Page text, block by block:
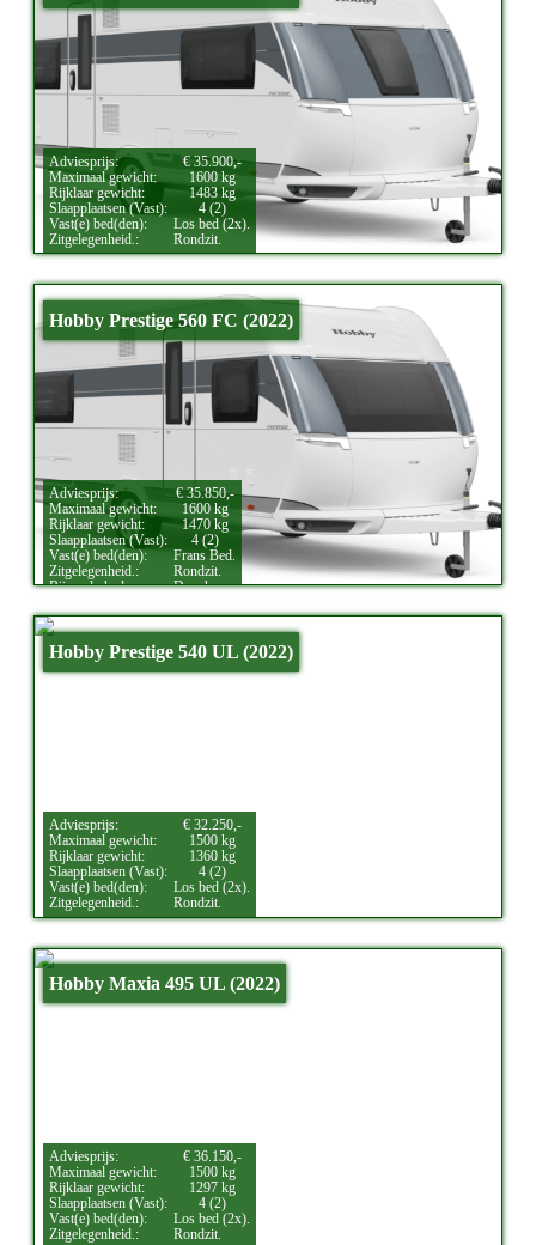
Adviesprijs:
€ 35.900,-
Maximaal gewicht:
1600 kg
Rijklaar gewicht:
1483 kg
Slaapplaatsen (Vast):
4 (2)
Vast(e) bed(den):
Los bed (2x).
Zitgelegenheid.:
Rondzit.
Hobby Prestige 560 FC (2022)
Adviesprijs:
€ 35.850,-
Maximaal gewicht:
1600 kg
Rijklaar gewicht:
1470 kg
Slaapplaatsen (Vast):
4 (2)
Vast(e) bed(den):
Frans Bed.
Zitgelegenheid.:
Rondzit.
Bijzonderheden:
Douche.
Hobby Prestige 540 UL (2022)
Adviesprijs:
€ 32.250,-
Maximaal gewicht:
1500 kg
Rijklaar gewicht:
1360 kg
Slaapplaatsen (Vast):
4 (2)
Vast(e) bed(den):
Los bed (2x).
Zitgelegenheid.:
Rondzit.
Hobby Maxia 495 UL (2022)
Adviesprijs:
€ 36.150,-
Maximaal gewicht:
1500 kg
Rijklaar gewicht:
1297 kg
Slaapplaatsen (Vast):
4 (2)
Vast(e) bed(den):
Los bed (2x).
Zitgelegenheid.:
Rondzit.